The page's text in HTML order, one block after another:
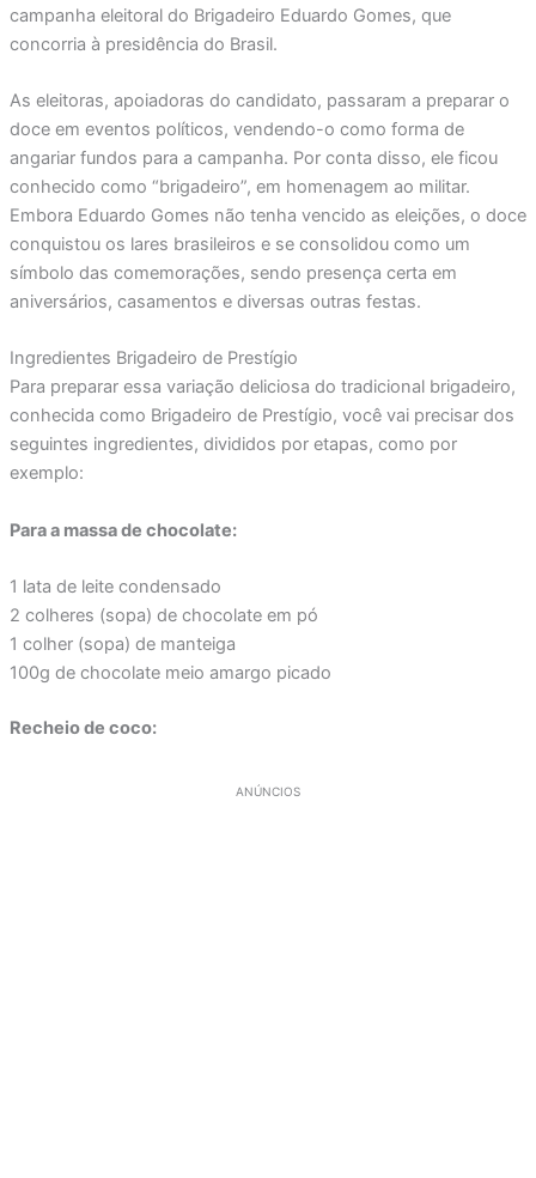
campanha eleitoral do Brigadeiro Eduardo Gomes, que
concorria à presidência do Brasil.
As eleitoras, apoiadoras do candidato, passaram a preparar o
doce em eventos políticos, vendendo-o como forma de
angariar fundos para a campanha. Por conta disso, ele ficou
conhecido como “brigadeiro”, em homenagem ao militar.
Embora Eduardo Gomes não tenha vencido as eleições, o doce
conquistou os lares brasileiros e se consolidou como um
símbolo das comemorações, sendo presença certa em
aniversários, casamentos e diversas outras festas.
Ingredientes Brigadeiro de Prestígio
Para preparar essa variação deliciosa do tradicional brigadeiro,
conhecida como Brigadeiro de Prestígio, você vai precisar dos
seguintes ingredientes, divididos por etapas, como por
exemplo:
Para a massa de chocolate:
1 lata de leite condensado
2 colheres (sopa) de chocolate em pó
1 colher (sopa) de manteiga
100g de chocolate meio amargo picado
Recheio de coco:
ANÚNCIOS